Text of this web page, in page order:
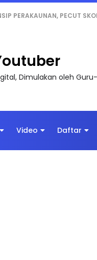
GURU SIRI 7 :
Dimulakan oleh
Video Daftar